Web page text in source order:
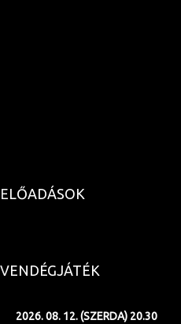
ELŐADÁSOK
VENDÉGJÁTÉK
2026. 08. 12. (SZERDA) 20.30